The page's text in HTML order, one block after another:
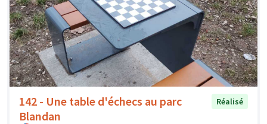
142 - Une table d'échecs au parc
Blandan
Réalisé